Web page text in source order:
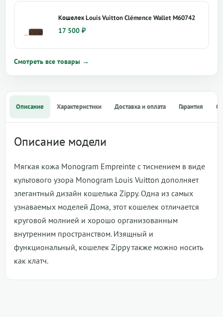
Кошелек Louis Vuitton Clémence Wallet M60742
17 500 ₽
Смотреть все товары →
Описание Характеристики Доставка и оплата Гарантия
Описание модели
Мягкая кожа Monogram Empreinte с тиснением в виде
культового узора Monogram Louis Vuitton дополняет
элегантный дизайн кошелька Zippy. Одна из самых
узнаваемых моделей Дома, этот кошелек отличается
круговой молнией и хорошо организованным
внутренним пространством. Изящный и
функциональный, кошелек Zippy также можно носить
как клатч.